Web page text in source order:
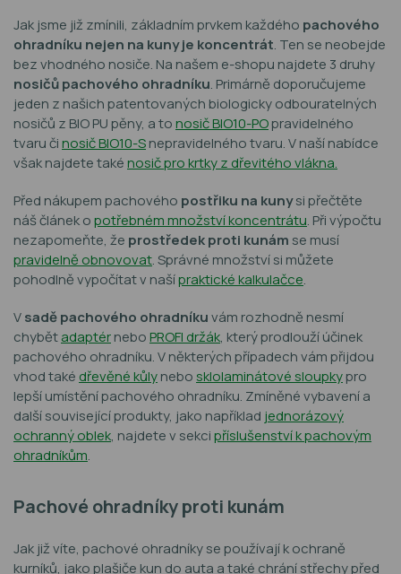
Jak jsme již zmínili, základním prvkem každého pachového
ohradníku nejen na kuny je koncentrát. Ten se neobejde
bez vhodného nosiče. Na našem e-shopu najdete 3 druhy
nosičů pachového ohradníku. Primárně doporučujeme
jeden z našich patentovaných biologicky odbouratelných
nosičů z BIO PU pěny, a tonosič BIO10-POpravidelného
tvaru činosič BIO10-Snepravidelného tvaru. V naší nabídce
však najdete takénosič pro krtky z dřevitého vlákna.
Před nákupem pachového postřiku na kunysi přečtěte
náš článek opotřebném množství koncentrátu. Při výpočtu
nezapomeňte, že prostředek proti kunám se musí
pravidelně obnovovat. Správné množství si můžete
pohodlně vypočítat v našípraktické kalkulačce.
Vsadě pachového ohradníkuvám rozhodně nesmí
chybětadaptérneboPROFI držák, který prodlouží účinek
pachového ohradníku. V některých případech vám přijdou
vhod také dřevěné kůlynebo sklolaminátové sloupkypro
lepší umístění pachového ohradníku. Zmíněné vybavení a
další související produkty, jako například jednorázový
ochranný oblek, najdete v sekcipříslušenství k pachovým
ohradníkům.
Pachové ohradníky proti kunám
Jak již víte, pachové ohradníky se používají k ochraně
kurníků, jako plašiče kun do auta a také chrání střechy před